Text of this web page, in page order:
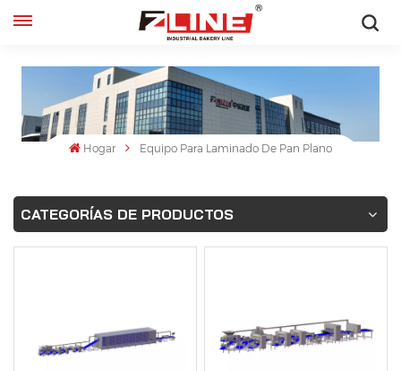
français
español
Hogar Equipo Para Laminado De Pan Plano
CATEGORÍAS DE PRODUCTOS